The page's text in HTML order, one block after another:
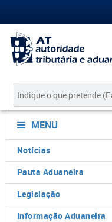
MENU
Notícias
Pauta Aduaneira
Legislação
Informação Aduaneira